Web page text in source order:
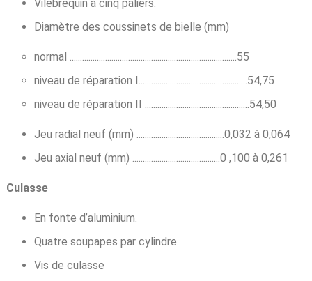
Vilebrequin à cinq paliers.
Diamètre des coussinets de bielle (mm)
normal ................................................................................55
niveau de réparation I....................................................54,75
niveau de réparation II ..................................................54,50
Jeu radial neuf (mm) ..........................................0,032 à 0,064
Jeu axial neuf (mm) ..........................................0 ,100 à 0,261
Culasse
En fonte d’aluminium.
Quatre soupapes par cylindre.
Vis de culasse